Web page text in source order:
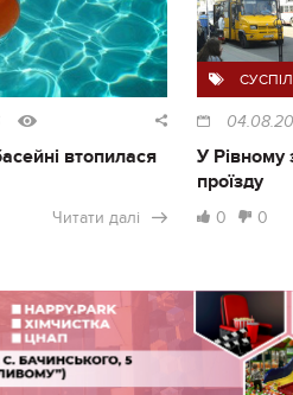
втопилася
Читати далі
У Рівному
проїзду
0 0